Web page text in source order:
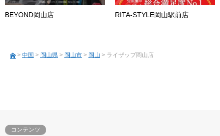
BEYOND岡山店 RITA-STYLE岡山駅前店
> 中国 > 岡山県 > 岡山市 > 岡山 > ライザップ岡山店
コンテンツ